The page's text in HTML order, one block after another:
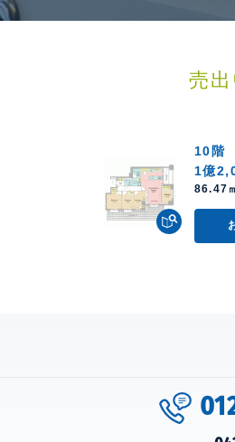
売出
10階
1億
86.47